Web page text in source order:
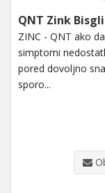
QNT Zink
ZINC - QNT ako
simptomi
pored dovoljno
sporo...